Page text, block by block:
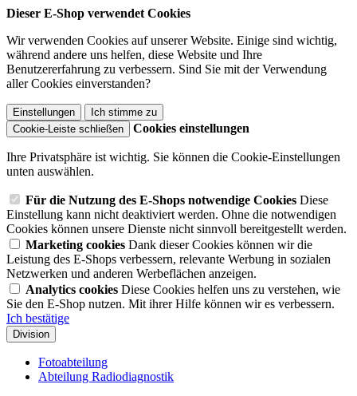
Dieser E-Shop verwendet Cookies
Wir verwenden Cookies auf unserer Website. Einige sind wichtig,
während andere uns helfen, diese Website und Ihre
Benutzererfahrung zu verbessern. Sind Sie mit der Verwendung
aller Cookies einverstanden?
Einstellungen
Ich stimme zu
Cookie-Leiste schließen
Cookies einstellungen
Ihre Privatsphäre ist wichtig. Sie können die Cookie-Einstellungen
unten auswählen.
Für die Nutzung des E-Shops notwendige Cookies Diese
Einstellung kann nicht deaktiviert werden. Ohne die notwendigen
Cookies können unsere Dienste nicht sinnvoll bereitgestellt werden.
Marketing cookies Dank dieser Cookies können wir die
Leistung des E-Shops verbessern, relevante Werbung in sozialen
Netzwerken und anderen Werbeflächen anzeigen.
Analytics cookies Diese Cookies helfen uns zu verstehen, wie
Sie den E-Shop nutzen. Mit ihrer Hilfe können wir es verbessern.
Ich bestätige
Division
Fotoabteilung
Abteilung Radiodiagnostik